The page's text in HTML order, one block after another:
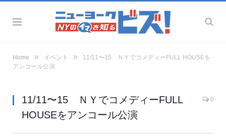
Home » イベント »
11/11〜15 ＮＹでコメディーFULL HOUSEを
アンコール公演
11/11〜15 ＮＹでコメディーFULL
HOUSEをアンコール公演
0